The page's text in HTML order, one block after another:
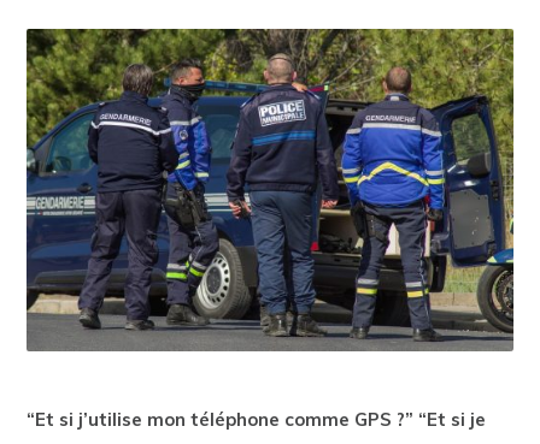
“Et si j’utilise mon téléphone comme GPS ?” “Et si je